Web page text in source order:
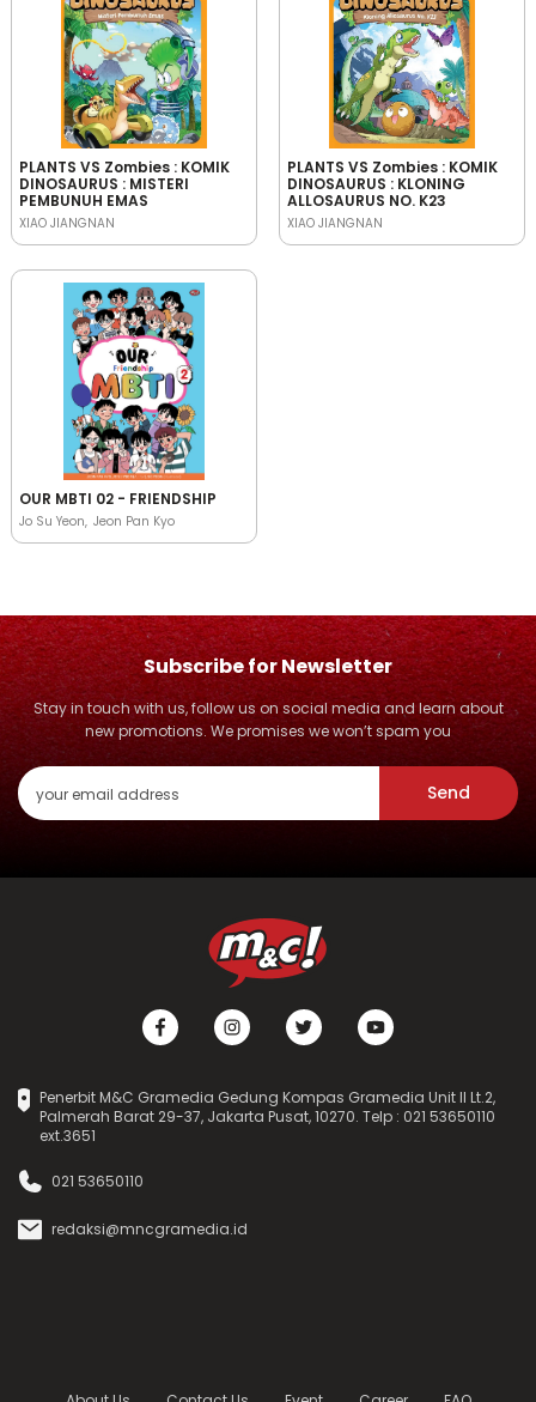
PLANTS VS Zombies : KOMIK
DINOSAURUS : MISTERI
PEMBUNUH EMAS
XIAO JIANGNAN
PLANTS VS Zombies : KOMIK
DINOSAURUS : KLONING
ALLOSAURUS NO. K23
XIAO JIANGNAN
OUR MBTI 02 - FRIENDSHIP
Jo Su Yeon Jeon Pan Kyo
Subscribe for Newsletter
Stay in touch with us, follow us on social media and learn about
new promotions. We promises we won’t spam you
Send
Penerbit M&C Gramedia Gedung Kompas Gramedia Unit II Lt.2,
Palmerah Barat 29-37, Jakarta Pusat, 10270. Telp : 021 53650110
ext.3651
021 53650110
redaksi@mncgramedia.id